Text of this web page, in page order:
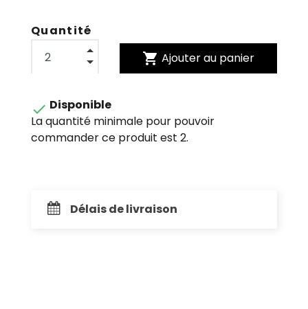
Quantité
shopping_cart Ajouter au panier
 Disponible
La quantité minimale pour pouvoir
commander ce produit est 2.
Délais de livraison